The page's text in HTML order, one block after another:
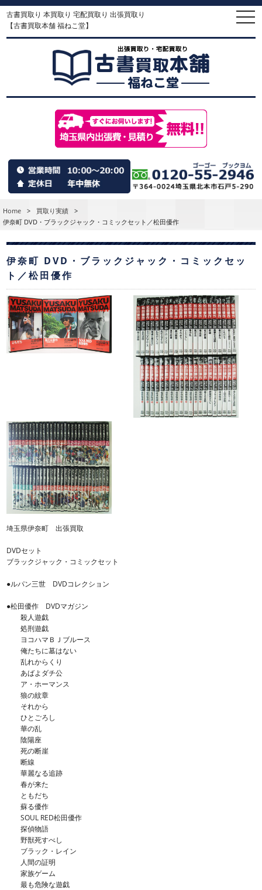
古書買取り 本買取り 宅配買取り 出張買取り
【古書買取本舗 福ねこ堂】
Home > 買取り実績
>
伊奈町 DVD・ブラックジャック・コミックセット／松田優作
伊奈町 DVD・ブラックジャック・コミックセッ
ト／松田優作
埼玉県伊奈町 出張買取
DVDセット
ブラックジャック・コミックセット
●ルパン三世 DVDコレクション
●松田優作 DVDマガジン
殺人遊戯
処刑遊戯
ヨコハマＢＪブルース
俺たちに墓はない
乱れからくり
あばよダチ公
ア・ホーマンス
狼の紋章
それから
ひとごろし
華の乱
陰陽座
死の断崖
断線
華麗なる追跡
春が来た
ともだち
蘇る優作
SOUL RED松田優作
探偵物語
野獣死すべし
ブラック・レイン
人間の証明
家族ゲーム
最も危険な遊戯